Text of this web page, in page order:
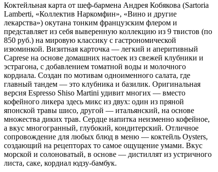
Коктейльная карта от шеф-бармена Андрея Кобякова (Sartoria
Lamberti, «Коллектив Наркомфин», «Вино и другие
лекарства») окутана тонким французским флером и
представляет из себя выверенную коллекцию из 9 твистов (по
850 руб.) на мировую классику с гастрономической
изюминкой. Визитная карточка — легкий и аперитивный
Caprese на основе домашних настоек из свежей клубники и
эстрагона, с добавлением томатной воды и молочного
кордиала. Создан по мотивам одноименного салата, где
главный тандем — это клубника и базилик. Оригинальная
версия Espresso Shiso Martini удивит многих — вместо
кофейного ликера здесь микс из двух: один из пряной
японской травы шисо, другой — итальянский, на основе
множества диких трав. Сердце напитка неизменно кофейное,
а вкус многогранный, глубокий, кондитерский. Отличное
сопровождение для любых блюд в меню — коктейль Oysters,
создающий на рецепторах то самое ощущение умами. Вкус
морской и солоноватый, в основе — дистиллят из устричного
листа, саке, кордиал юдзу-бамбук.